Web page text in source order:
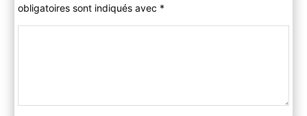
obligatoires sont indiqués avec *